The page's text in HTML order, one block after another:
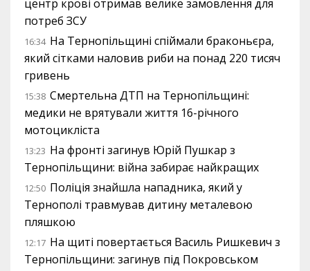
центр крові отримав велике замовлення для
потреб ЗСУ
16:34 На Тернопільщині спіймали браконьєра,
який сітками наловив риби на понад 220 тисяч
гривень
15:38 Смертельна ДТП на Тернопільщині:
медики не врятували життя 16-річного
мотоцикліста
13:23 На фронті загинув Юрій Пушкар з
Тернопільщини: війна забирає найкращих
12:50 Поліція знайшла нападника, який у
Тернополі травмував дитину металевою
пляшкою
12:17 На щиті повертається Василь Ришкевич з
Тернопільщини: загинув під Покровськом